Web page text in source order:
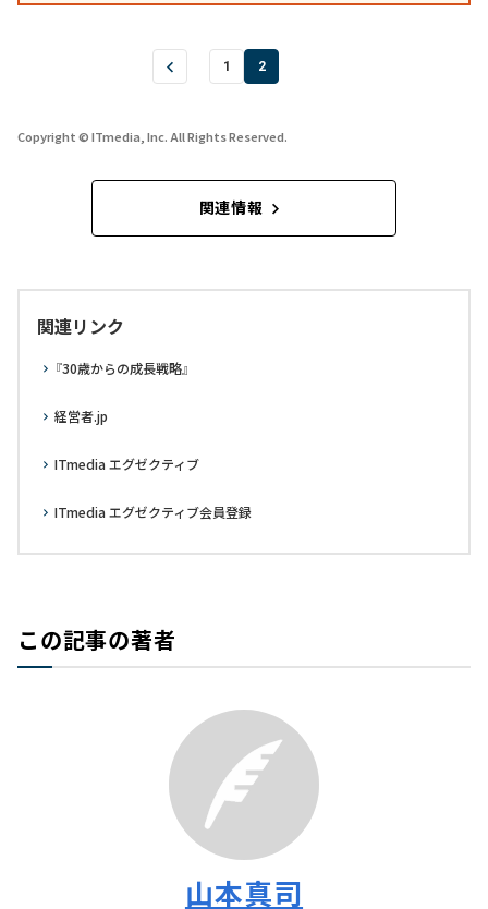
1 2
Copyright © ITmedia, Inc. All Rights Reserved.
関連情報
関連リンク
『30歳からの成長戦略』
経営者.jp
ITmedia エグゼクティブ
ITmedia エグゼクティブ会員登録
この記事の著者
山本真司